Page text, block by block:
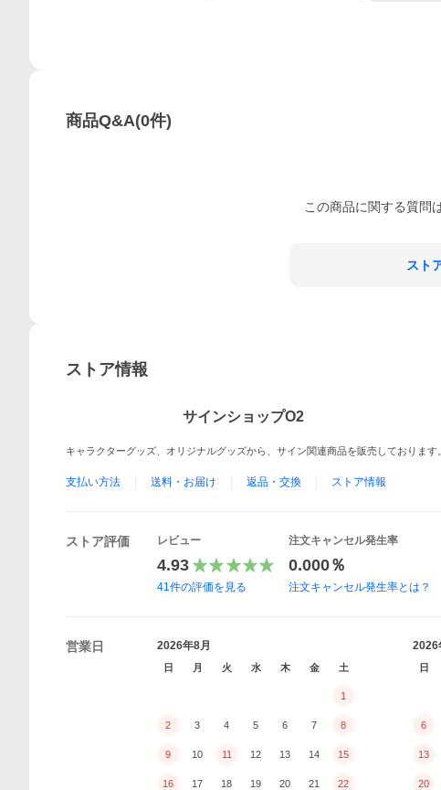
商品Q&A(0件)
この商品に関する質問
スト
ストア情報
サインショップO2
キャラクターグッズ、オリジナルグッズから、サイン関連商品を販売しております。
支払い方法 送料・お届け 返品・交換 ストア情報
ストア評価 レビュー
4.93
41件の評価を見る
注文キャンセル発生率
0.000％
注文キャンセル発生率とは？
営業日 2026年8月
日 月 火 水 木 金 土
1
2 3 4 5 6 7 8
9 10 11 12 13 14 15
16 17 18 19 20 21 22
2026
日
6
13
20